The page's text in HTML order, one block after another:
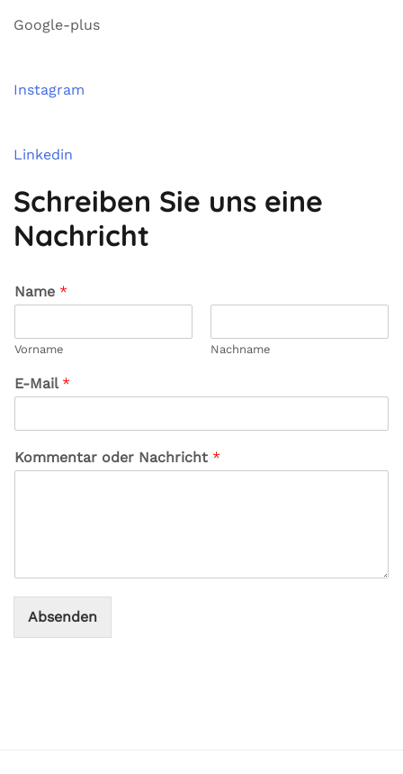
Google-plus
Instagram
Linkedin
Schreiben Sie uns eine
Nachricht
Name *
Vorname Nachname
E-Mail *
Kommentar oder Nachricht *
Absenden